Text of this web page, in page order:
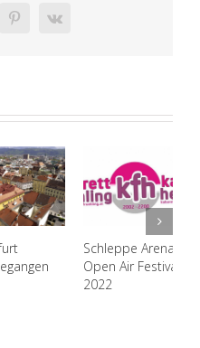
pinterestvk
Schleppe Arena
Open Air Festival